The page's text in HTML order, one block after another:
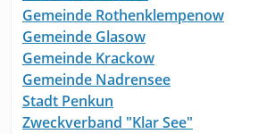
Gemeinde Rothenklempenow
Gemeinde Glasow
Gemeinde Krackow
Gemeinde Nadrensee
Stadt Penkun
Zweckverband "Klar See"